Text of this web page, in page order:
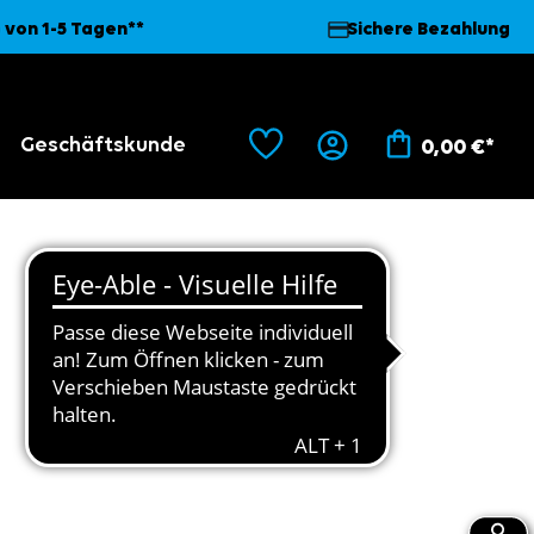
1-5 Tagen** Sichere Bezahlung
Geschäftskunde 0,00 €*